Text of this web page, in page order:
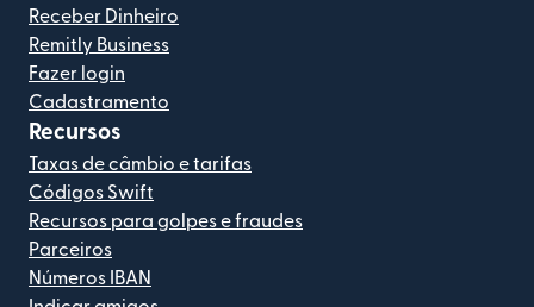
Receber Dinheiro
Remitly Business
Fazer login
Cadastramento
Recursos
Taxas de câmbio e tarifas
Códigos Swift
Recursos para golpes e fraudes
Parceiros
Números IBAN